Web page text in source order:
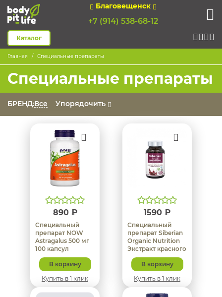
Благовещенск
+7 (914) 538-68-12
Каталог
Главная Специальные препараты
Специальные препараты
БРЕНД:Все Упорядочить
890 ₽
Специальный
препарат NOW
Astragalus 500 мг
100 капсул
В корзину
Купить в 1 клик
1590 ₽
Специальный
препарат Siberian
Organic Nutrition
Экстракт красного
вина 80 капсул
В корзину
Купить в 1 клик